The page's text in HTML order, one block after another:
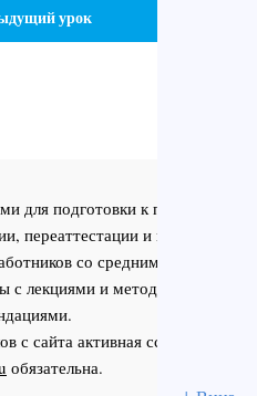
урок
для подготовки к первичной
переаттестации и повышения
со средним и высшим
с лекциями и методическими
с сайта активная ссылка на
обязательна.